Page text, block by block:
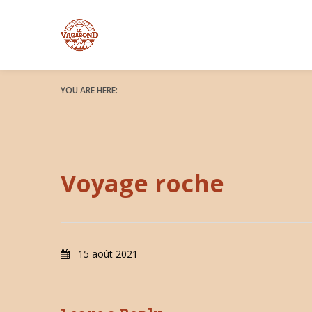
YOU ARE HERE:
Voyage roche
15 août 2021